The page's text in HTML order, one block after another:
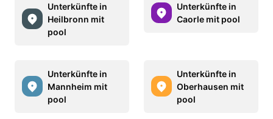
Unterkünfte in
Heilbronn mit
pool
Unterkünfte in
Caorle mit pool
Unterkünfte in
Mannheim mit
pool
Unterkünfte in
Oberhausen mit
pool